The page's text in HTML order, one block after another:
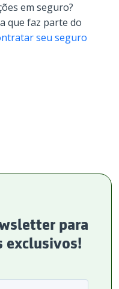
em seguro?
que faz parte do
seu seguro
para
exclusivos!